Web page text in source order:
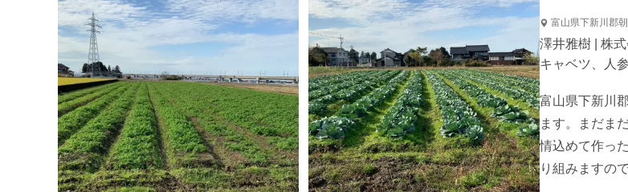
富山県下新川郡
澤井雅樹 | 株
キャベツ、人
富山県下新川
ます。まだま
情込めて作っ
り組みますの